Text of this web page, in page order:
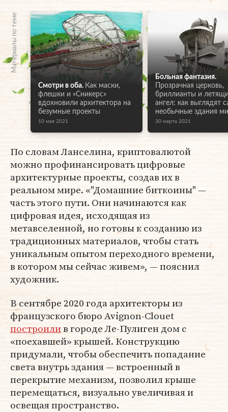
Материалы по теме
Смотри в оба. Как маски,
флешки и «Сникерс»
вдохновили архитектора на
безумные проекты
10 мая 2021
Больная фантазия.
Прозрачная церковь,
бриллианты и
ангел: как выглядят
необычные здания
30 марта 2021
По словам Ланселина, криптовалютой
можно профинансировать цифровые
архитектурные проекты, создав их в
реальном мире. «"Домашние биткоины" —
часть этого пути. Они начинаются как
цифровая идея, исходящая из
метавселенной, но готовы к созданию из
традиционных материалов, чтобы стать
уникальным опытом переходного времени,
в котором мы сейчас живем», — пояснил
художник.
В сентябре 2020 года архитекторы из
французского бюро Avignon-Clouet
построилив городе Ле-Пулиген дом с
«поехавшей» крышей. Конструкцию
придумали, чтобы обеспечить попадание
света внутрь здания — встроенный в
перекрытие механизм, позволил крыше
перемещаться, визуально увеличивая и
освещая пространство.